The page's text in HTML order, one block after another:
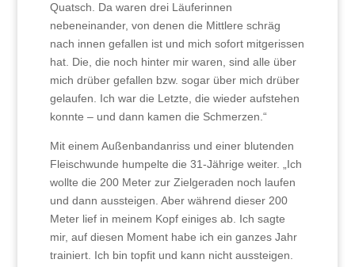
Quatsch. Da waren drei Läuferinnen
nebeneinander, von denen die Mittlere schräg
nach innen gefallen ist und mich sofort mitgerissen
hat. Die, die noch hinter mir waren, sind alle über
mich drüber gefallen bzw. sogar über mich drüber
gelaufen. Ich war die Letzte, die wieder aufstehen
konnte – und dann kamen die Schmerzen.“
Mit einem Außenbandanriss und einer blutenden
Fleischwunde humpelte die 31-Jährige weiter. „Ich
wollte die 200 Meter zur Zielgeraden noch laufen
und dann aussteigen. Aber während dieser 200
Meter lief in meinem Kopf einiges ab. Ich sagte
mir, auf diesen Moment habe ich ein ganzes Jahr
trainiert. Ich bin topfit und kann nicht aussteigen.